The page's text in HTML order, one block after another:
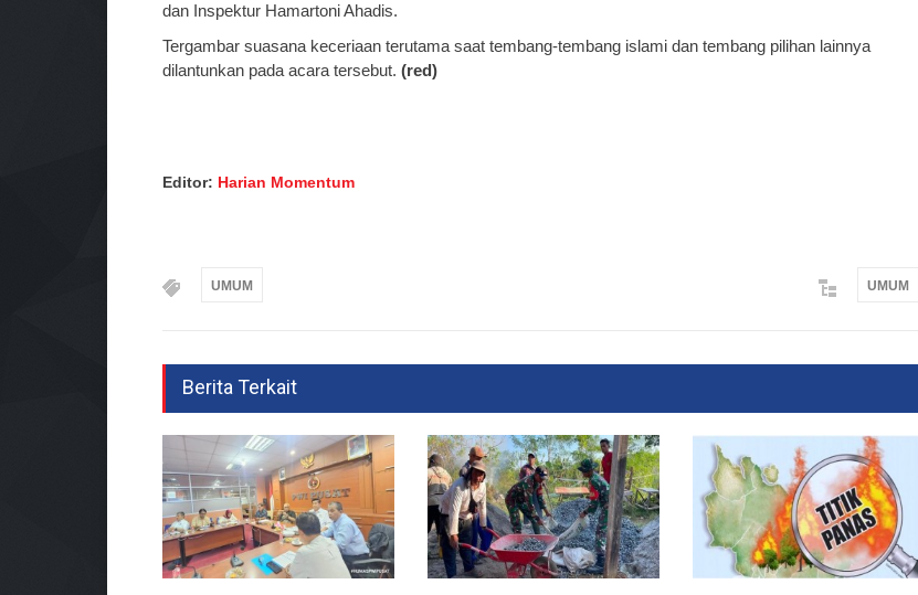
dan Inspektur Hamartoni Ahadis.
Tergambar suasana keceriaan terutama saat tembang-tembang islami dan tembang pilihan lainnya
dilantunkan pada acara tersebut. (red)
Editor: Harian Momentum
UMUM UMUM
Berita Terkait